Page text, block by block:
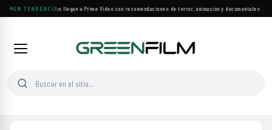
EN TENDENCIA
Más de 160 estrenos llegan a Prime Video con recomendaciones de terror, animación y documentales·Las